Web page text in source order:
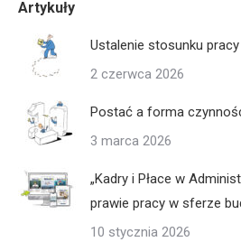
Artykuły
Ustalenie stosunku
2 czerwca 2026
Postać a forma
3 marca 2026
„Kadry i Płace w
prawie pracy w sferze
10 stycznia 2026